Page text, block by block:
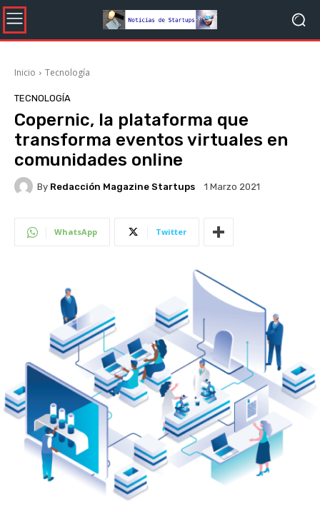
Inicio Tecnología
TECNOLOGÍA
Copernic, la plataforma que
transforma eventos virtuales en
comunidades online
By Redacción Magazine Startups 1 Marzo 2021
WhatsApp Twitter